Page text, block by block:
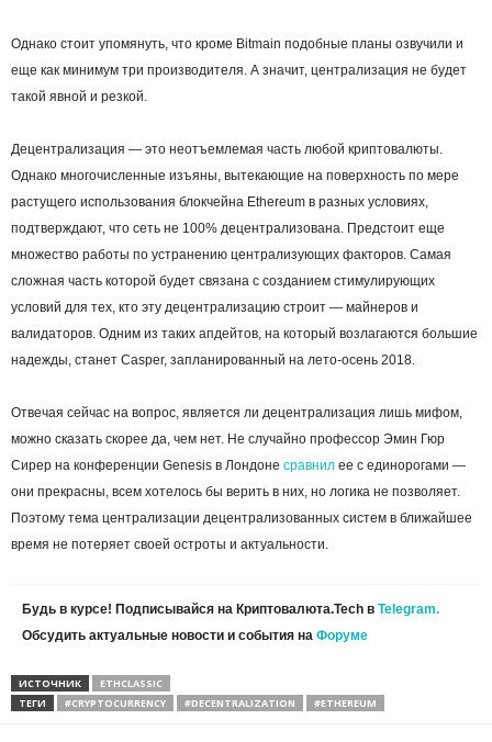
Однако стоит упомянуть, что кроме Bitmain подобные планы озвучили и
еще как минимум три производителя. А значит, централизация не будет
такой явной и резкой.
Децентрализация — это неотъемлемая часть любой криптовалюты.
Однако многочисленные изъяны, вытекающие на поверхность по мере
растущего использования блокчейна Ethereum в разных условиях,
подтверждают, что сеть не 100% децентрализована. Предстоит еще
множество работы по устранению централизующих факторов. Самая
сложная часть которой будет связана с созданием стимулирующих
условий для тех, кто эту децентрализацию строит — майнеров и
валидаторов. Одним из таких апдейтов, на который возлагаются большие
надежды, станет Casper, запланированный на лето-осень 2018.
Отвечая сейчас на вопрос, является ли децентрализация лишь мифом,
можно сказать скорее да, чем нет. Не случайно профессор Эмин Гюр
Сирер на конференции Genesis в Лондоне сравнил ее с единорогами —
они прекрасны, всем хотелось бы верить в них, но логика не позволяет.
Поэтому тема централизации децентрализованных систем в ближайшее
время не потеряет своей остроты и актуальности.
Будь в курсе! Подписывайся на Криптовалюта.Tech в Telegram.
Обсудить актуальные новости и события на Форуме
ИСТОЧНИК
ETHCLASSIC
ТЕГИ
#CRYPTOCURRENCY #DECENTRALIZATION #ETHEREUM